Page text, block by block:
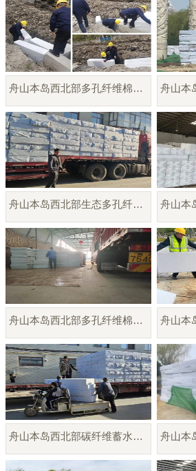
舟山本岛西北部多孔纤维棉生产供应
舟山本岛西北部生态多孔纤维棉模块厂家
舟山本岛西北部多孔纤维棉模块厂家直销
舟山本岛西北部碳纤维蓄水蓄释模块